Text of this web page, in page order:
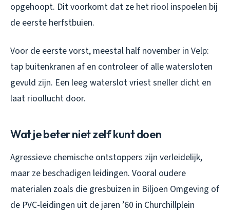
opgehoopt. Dit voorkomt dat ze het riool inspoelen bij
de eerste herfstbuien.
Voor de eerste vorst, meestal half november in Velp:
tap buitenkranen af en controleer of alle watersloten
gevuld zijn. Een leeg waterslot vriest sneller dicht en
laat rioollucht door.
Wat je beter niet zelf kunt doen
Agressieve chemische ontstoppers zijn verleidelijk,
maar ze beschadigen leidingen. Vooral oudere
materialen zoals die gresbuizen in Biljoen Omgeving of
de PVC-leidingen uit de jaren ’60 in Churchillplein